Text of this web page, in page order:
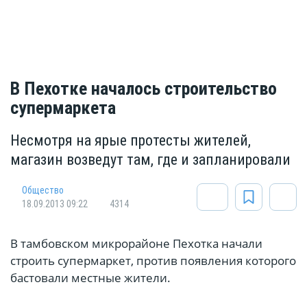
В Пехотке началось строительство
супермаркета
Несмотря на ярые протесты жителей,
магазин возведут там, где и запланировали
Общество
18.09.2013 09:22
4314
В тамбовском микрорайоне Пехотка начали
строить супермаркет, против появления которого
бастовали местные жители.